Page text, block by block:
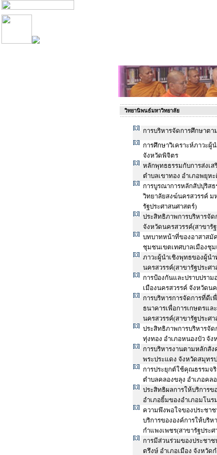
วิทยานิพนธ์มหาวิทยาลัย
การบริหารจัดการศึกษาต
การศึกษาวิเคราะห์ภาวะ
จังหวัดพิจิตร
หลักพุทธธรรมกับการส่งเ
ตำบลเขาทอง อำเภอพยุห
การบูรณาการหลักสัปปุริส
วิทยาลัยสงฆ์นครสวรรค์ ม
รัฐประศาสนศาสตร์)
ประสิทธิภาพการบริหารจัด
จังหวัดนครสวรรค์(สาขารั
บทบาทหน้าที่ของอาสาสมั
ชุมชนเขตเทศบาลเมืองชุ
ภาวะผู้นำเชิงพุทธของผู้น
นครสวรรค์(สาขารัฐประศ
การป้องกันและปราบปรา
เมืองนครสวรรค์ จังหวัดน
การบริหารการจัดการที่ดี
ธนาคารเพื่อการเกษตรแ
นครสวรรค์(สาขารัฐประศ
ประสิทธิภาพการบริหารจัด
ทุ่งทอง อำเภอหนองบัว จัง
การบริหารงานตามหลักสั
พระประแดง จังหวัดสมุทร
การประยุกต์ใช้คุณธรรมจ
ตำบลคลองขลุง อำเภอคล
ประสิทธิผลการให้บริการ
อำเภอยิ้มของอำเภอมโน
ความพึงพอใจของประชา
บริการขององค์การให้บริ
กำแพงเพชร(สาขารัฐประ
การมีส่วนร่วมของประชา
ตรึงษ์ อำเภอเมือง จังหวัด